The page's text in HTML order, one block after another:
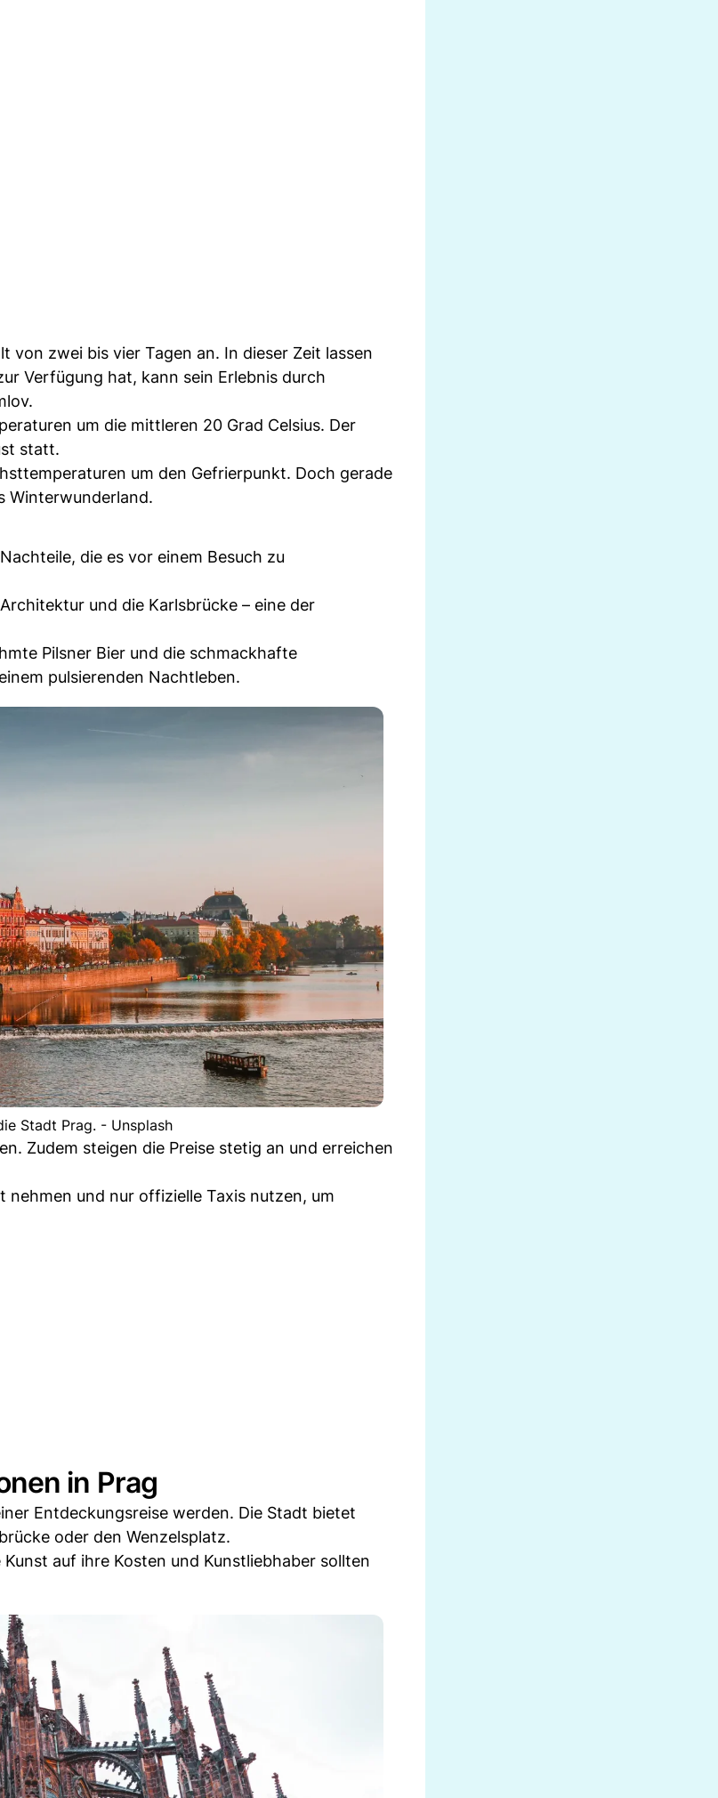
zwei bis vier Tagen an. In dieser Zeit lassen
Verfügung hat, kann sein Erlebnis durch
um die mittleren 20 Grad Celsius. Der
statt.
um den Gefrierpunkt. Doch gerade
Winterwunderland.
die es vor einem Besuch zu
und die Karlsbrücke – eine der
Pilsner Bier und die schmackhafte
pulsierenden Nachtleben.
Stadt Prag. - Unsplash
Zudem steigen die Preise stetig an und erreichen
nehmen und nur offizielle Taxis nutzen, um
in Prag
Entdeckungsreise werden. Die Stadt bietet
oder den Wenzelsplatz.
auf ihre Kosten und Kunstliebhaber sollten